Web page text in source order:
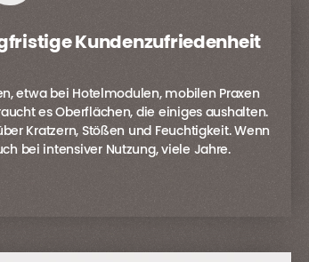
Kundenzufriedenheit
etwa bei Hotelmodulen, mobilen Praxen
es Oberflächen, die einiges aushalten.
Kratzern, Stößen und Feuchtigkeit. Wenn
bei intensiver Nutzung, viele Jahre.